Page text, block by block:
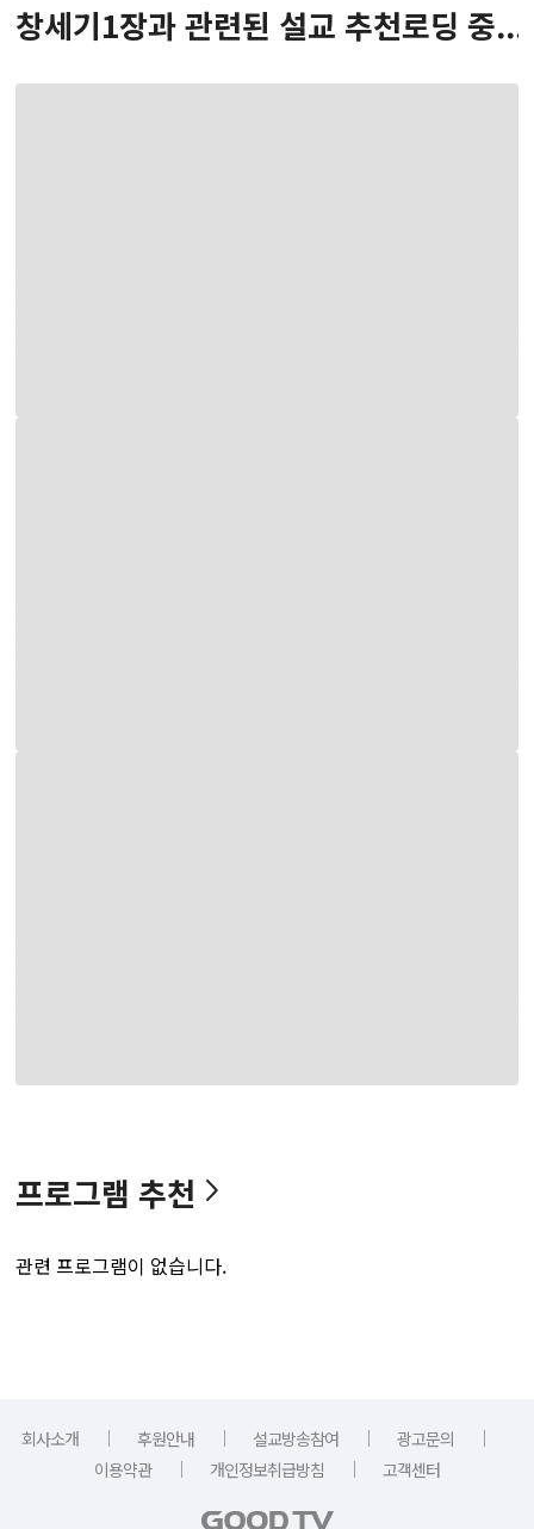
창세기1장과 관련된 설교 추천로딩 중...
프로그램 추천
관련 프로그램이 없습니다.
회사소개 ｜ 후원안내 ｜ 설교방송참여 ｜ 광고문의
｜
이용약관
｜ 개인정보취급방침 ｜ 고객센터